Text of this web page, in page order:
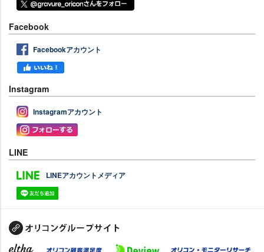
Facebook
Facebookアカウント
Instagram
Instagramアカウント
LINE
LINEアカウントメディア